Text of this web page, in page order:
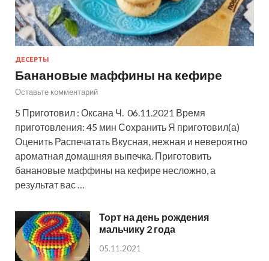
ДЕСЕРТЫ
Банановые маффины на кефире
Оставьте комментарий
5 Приготовил : Оксана Ч. 06.11.2021 Время
приготовления: 45 мин Сохранить Я приготовил(а)
Оценить Распечатать Вкусная, нежная и невероятно
ароматная домашняя выпечка. Приготовить
банановые маффины на кефире несложно, а
результат вас …
Торт на день рождения
мальчику 2 года
05.11.2021